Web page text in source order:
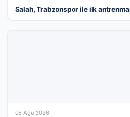
Salah, Trabzonspor ile ilk
06 Ağu 2026